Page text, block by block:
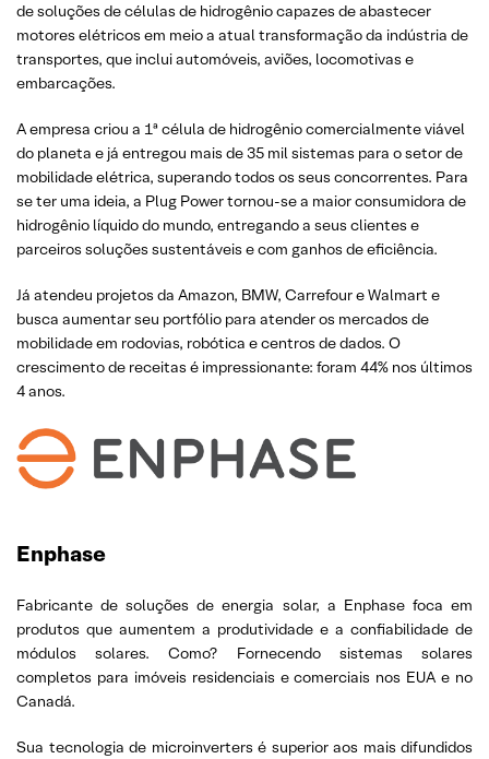
de soluções de células de hidrogênio capazes de abastecer
motores elétricos em meio a atual transformação da indústria de
transportes, que inclui automóveis, aviões, locomotivas e
embarcações.
A empresa criou a 1ª célula de hidrogênio comercialmente viável
do planeta e já entregou mais de 35 mil sistemas para o setor de
mobilidade elétrica, superando todos os seus concorrentes. Para
se ter uma ideia, a Plug Power tornou-se a maior consumidora de
hidrogênio líquido do mundo, entregando a seus clientes e
parceiros soluções sustentáveis e com ganhos de eficiência.
Já atendeu projetos da Amazon, BMW, Carrefour e Walmart e
busca aumentar seu portfólio para atender os mercados de
mobilidade em rodovias, robótica e centros de dados. O
crescimento de receitas é impressionante: foram 44% nos últimos
4 anos.
Enphase
Fabricante de soluções de energia solar, a Enphase foca em
produtos que aumentem a produtividade e a confiabilidade de
módulos solares. Como? Fornecendo sistemas solares
completos para imóveis residenciais e comerciais nos EUA e no
Canadá.
Sua tecnologia de microinverters é superior aos mais difundidos